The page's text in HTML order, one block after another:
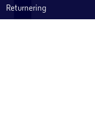
Returnering